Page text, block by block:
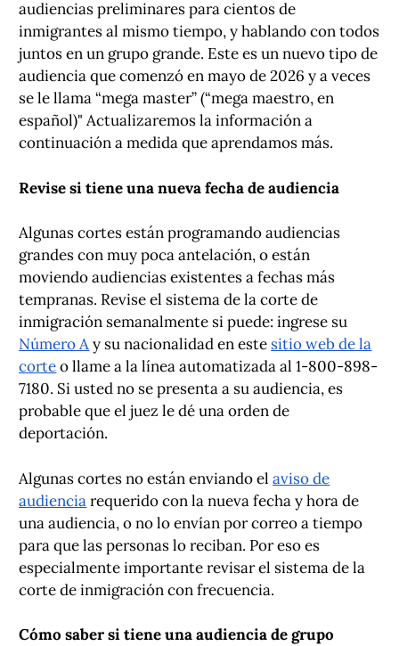
audiencias preliminares para cientos de
inmigrantes al mismo tiempo, y hablando con todos
juntos en un grupo grande. Este es un nuevo tipo de
audiencia que comenzó en mayo de 2026 y a veces
se le llama “mega master” (“mega maestro, en
español)" Actualizaremos la información a
continuación a medida que aprendamos más.
Revise si tiene una nueva fecha de audiencia
Algunas cortes están programando audiencias
grandes con muy poca antelación, o están
moviendo audiencias existentes a fechas más
tempranas. Revise el sistema de la corte de
inmigración semanalmente si puede: ingrese su
Número Ay su nacionalidad en este sitio web de la
corteo llame a la línea automatizada al 1-800-898-
7180. Si usted no se presenta a su audiencia, es
probable que el juez le dé una orden de
deportación.
Algunas cortes no están enviando elaviso de
audienciarequerido con la nueva fecha y hora de
una audiencia, o no lo envían por correo a tiempo
para que las personas lo reciban. Por eso es
especialmente importante revisar el sistema de la
corte de inmigración con frecuencia.
Cómo saber si tiene una audiencia de grupo